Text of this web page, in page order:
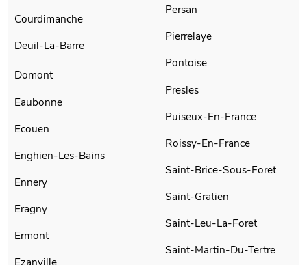
Courdimanche
Deuil-La-Barre
Domont
Eaubonne
Ecouen
Enghien-Les-Bains
Ennery
Eragny
Ermont
Persan
Pierrelaye
Pontoise
Presles
Puiseux-En-France
Roissy-En-France
Saint-Brice-Sous-Foret
Saint-Gratien
Saint-Leu-La-Foret
Saint-Martin-Du-Tertre